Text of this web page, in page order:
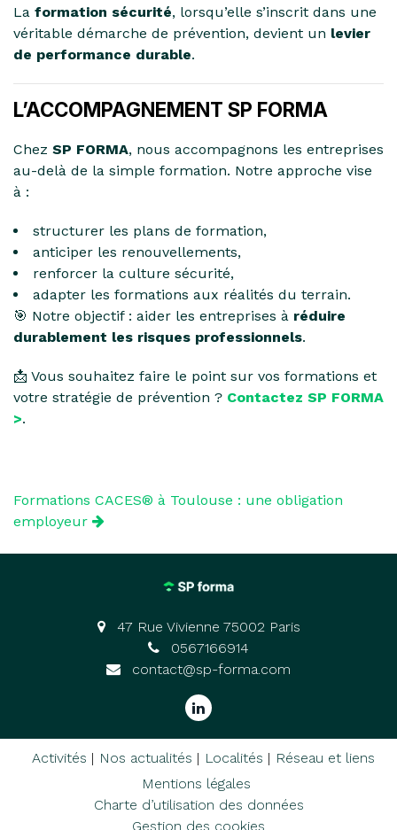
La formation sécurité, lorsqu’elle s’inscrit dans une
véritable démarche de prévention, devient un levier
de performance durable.
L’ACCOMPAGNEMENT SP FORMA
Chez SP FORMA, nous accompagnons les entreprises
au-delà de la simple formation. Notre approche vise
à :
structurer les plans de formation,
anticiper les renouvellements,
renforcer la culture sécurité,
adapter les formations aux réalités du terrain.
🎯 Notre objectif : aider les entreprises à réduire
durablement les risques professionnels.
📩 Vous souhaitez faire le point sur vos formations et
votre stratégie de prévention ? Contactez SP FORMA
>.
Formations CACES® à Toulouse : une obligation
employeur
47 Rue Vivienne 75002 Paris
0567166914
contact@sp-forma.com
Activités Nos actualités Localités
Réseau et liens
Mentions légales
Charte d’utilisation des données
Gestion des cookies